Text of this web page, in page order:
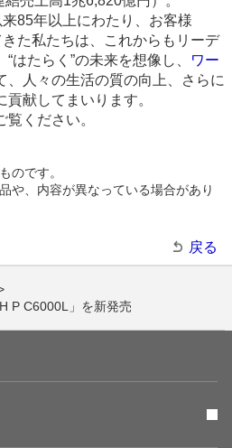
85年以上にわたり、お客様
きた私たちは、これからもリーデ
はたらく”の未来を想像し、
ワー
、人々の生活の質の向上、さらに
献してまいります。
ください。
のです。
や、内容が異なっている場合があり
戻る
P C6000L」を新発売